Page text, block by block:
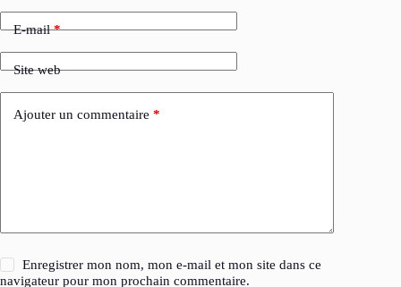
E-mail*
Site web
Ajouter un commentaire *
Enregistrer mon nom, mon e-mail et mon site dans ce
navigateur pour mon prochain commentaire.